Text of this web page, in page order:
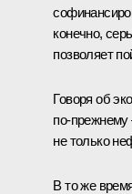
конечно,
позволяет
Говоря об
по-прежнему
не только
В то же